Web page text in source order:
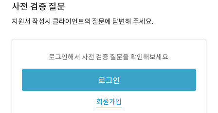
사전 검증 질문
지원서 작성시 클라이언트의 질문에 답변해 주세요.
로그인해서 사전 검증 질문을 확인해보세요.
로그인
회원가입